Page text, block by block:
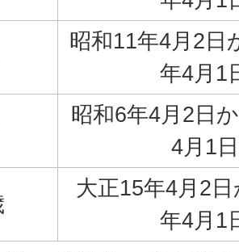
昭和11年4月2日
年4月1
昭和6年4月2日
4月1日
大正15年4月2
年4月1